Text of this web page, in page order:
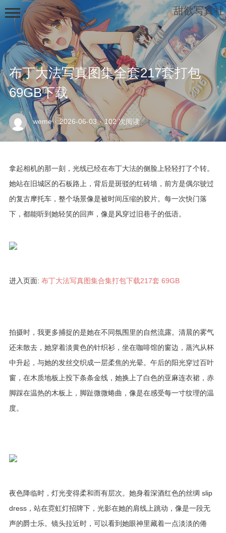
布丁大法写真图集全套217套打包
69GB下载
weme · 2026-06-03 · 102 次阅读
拿起相机的那一刻，光线已经在布丁大法的侧脸上轻轻打了个转。
她站在旧城区的石板路上，背后是斑驳的红砖墙，前方是偶尔驶过
的复古摩托车，整个场景像是被时间压缩的胶片。每一次快门落
下，都能听到她轻笑的回声，像是风穿过旧巷子的低语。
进入页面: 布丁大法写真图集合集打包下载217套 69GB
拍摄时，我更多捕捉的是她在不同氛围里的自然流露。清晨的雾气
还未散去，她穿着淡黄色的针织衫，坐在咖啡馆的窗边，蒸汽从杯
中升起，与她的发丝交织成一层柔焦的光晕。午后的阳光穿过百叶
窗，在木质地板上投下条条金线，她换上了白色的亚麻连衣裙，赤
脚踩在温热的木板上，脚趾微微蜷曲，像是在感受每一寸纹理的温
度。
夜色降临时，灯光变得柔和而有层次。她身着深酒红色的丝绸 slip
dress，站在霓虹灯招牌下，光影在她的肩线上跳动，像是一段无
声的爵士乐。镜头拉近时，可以看到她眼神里藏着一点淡淡的倦
甜欲写真社
示
例
面